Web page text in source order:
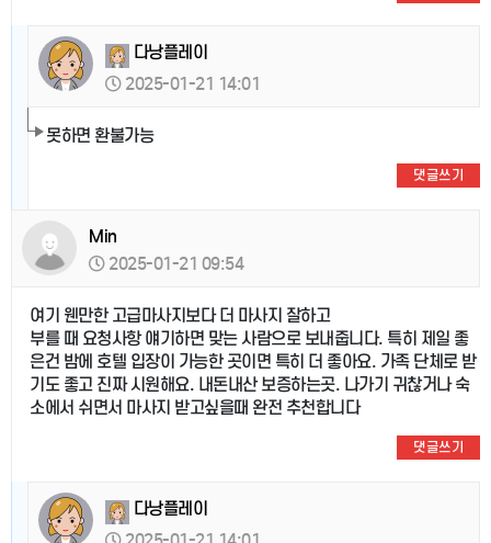
다낭플레이
2025-01-21 14:01
못하면 환불가능
댓글쓰기
Min
2025-01-21 09:54
여기 웬만한 고급마사지보다 더 마사지 잘하고
부를 때 요청사항 얘기하면 맞는 사람으로 보내줍니다. 특히 제일 좋
은건 밤에 호텔 입장이 가능한 곳이면 특히 더 좋아요. 가족 단체로 받
기도 좋고 진짜 시원해요. 내돈내산 보증하는곳. 나가기 귀찮거나 숙
소에서 쉬면서 마사지 받고싶을때 완전 추천합니다
댓글쓰기
다낭플레이